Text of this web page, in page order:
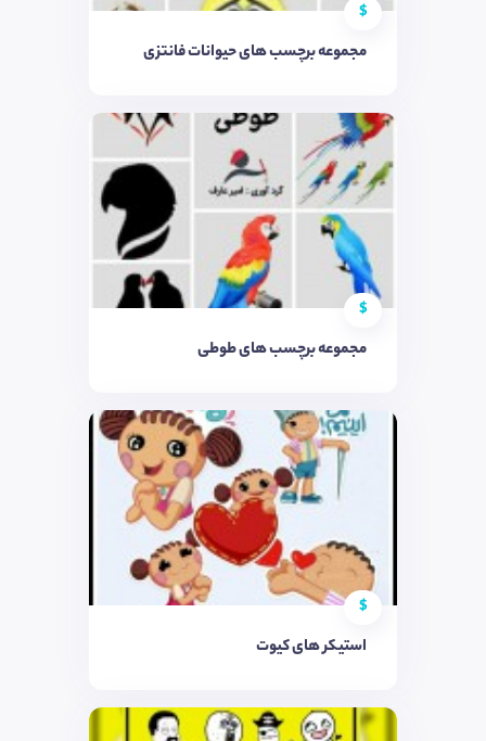
$
مجموعه برچسب های حیوانات فانتزی
$
مجموعه برچسب های طوطی
$
استیکر های کیوت